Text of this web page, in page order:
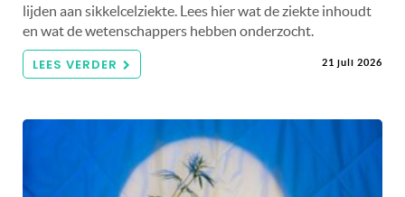
lijden aan sikkelcelziekte. Lees hier wat de ziekte inhoudt
en wat de wetenschappers hebben onderzocht.
LEES VERDER 21 juli 2026